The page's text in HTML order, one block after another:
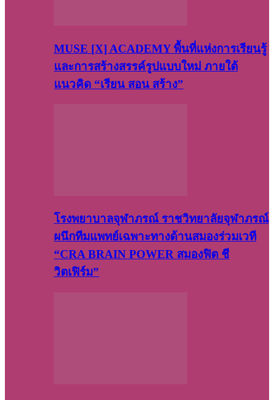
MUSE [X] ACADEMY พื้นที่แห่งการเรียนรู้
และการสร้างสรรค์รูปแบบใหม่ ภายใต้
แนวคิด “เรียน สอน สร้าง”
โรงพยาบาลจุฬาภรณ์ ราชวิทยาลัยจุฬาภรณ์
ผนึกทีมแพทย์เฉพาะทางด้านสมองร่วมเวที
“CRA BRAIN POWER สมองฟิต ชี
วิตเฟิร์ม”